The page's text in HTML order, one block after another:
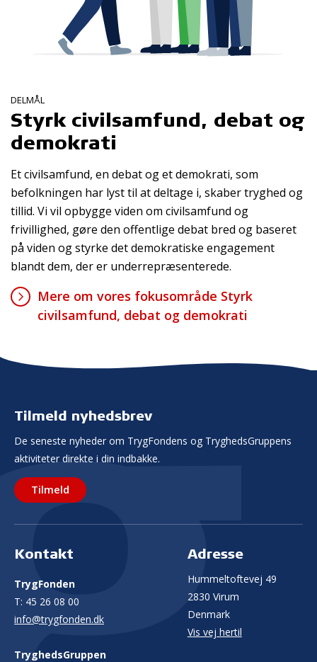
DELMÅL
Styrk civilsamfund, debat og
demokrati
Et civilsamfund, en debat og et demokrati, som
befolkningen har lyst til at deltage i, skaber tryghed og
tillid. Vi vil opbygge viden om civilsamfund og
frivillighed, gøre den offentlige debat bred og baseret
på viden og styrke det demokratiske engagement
blandt dem, der er underrepræsenterede.
Mere om vores fokusområde Styrk
civilsamfund, debat og demokrati
Tilmeld nyhedsbrev
De seneste nyheder om TrygFondens og TryghedsGruppens
aktiviteter direkte i din indbakke.
Tilmeld
Kontakt
TrygFonden
T: 45 26 08 00
info@trygfonden.dk
TryghedsGruppen
Adresse
Hummeltoftevej 49
2830 Virum
Denmark
Vis vej hertil